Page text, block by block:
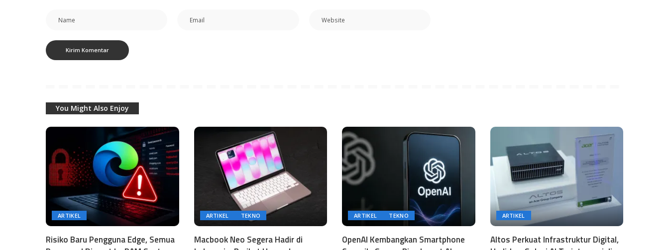
You Might Also Enjoy
ARTIKEL
Risiko Baru Pengguna Edge, Semua
ARTIKEL TEKNO
Macbook Neo Segera Hadir di
ARTIKEL TEKNO
OpenAI Kembangkan Smartphone
ARTIKEL
Altos Perkuat Infrastruktur Digital,